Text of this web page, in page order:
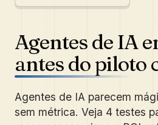
Agentes de IA
antes do piloto
Agentes de IA parecem
sem métrica. Veja 4 testes